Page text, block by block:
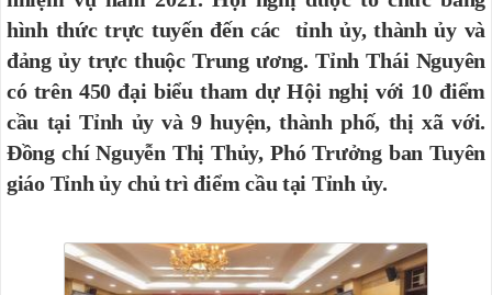
hình thức trực tuyến đến các tỉnh ủy, thành ủy và
đảng ủy trực thuộc Trung ương. Tỉnh Thái Nguyên
có trên 450 đại biểu tham dự Hội nghị với 10 điểm
cầu tại Tỉnh ủy và 9 huyện, thành phố, thị xã với.
Đồng chí Nguyễn Thị Thủy, Phó Trưởng ban Tuyên
giáo Tỉnh ủy chủ trì điểm cầu tại Tỉnh ủy.